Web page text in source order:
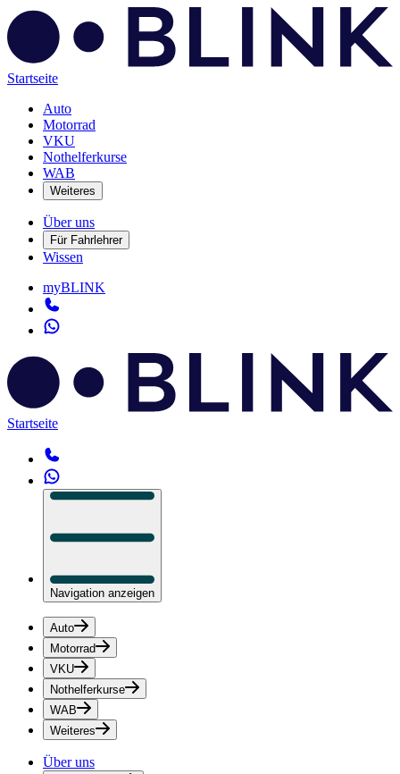
Startseite
Auto
Motorrad
VKU
Nothelferkurse
WAB
Weiteres
Über uns
Für Fahrlehrer
Wissen
myBLINK
Startseite
Navigation anzeigen
Auto
Motorrad
VKU
Nothelferkurse
WAB
Weiteres
Über uns